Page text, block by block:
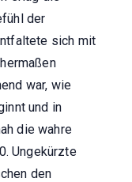
der
sich mit
war, wie
und in
die wahre
Ungekürzte
den